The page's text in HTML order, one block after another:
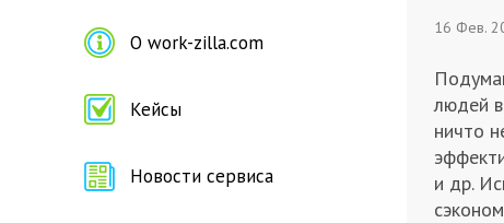
О work-zilla.com
Кейсы
Новости сервиса
16 Фев.
людей
ничто
и др.